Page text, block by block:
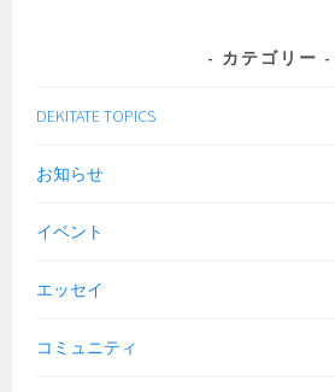
カテゴリー
DEKITATE TOPICS
お知らせ
イベント
エッセイ
コミュニティ